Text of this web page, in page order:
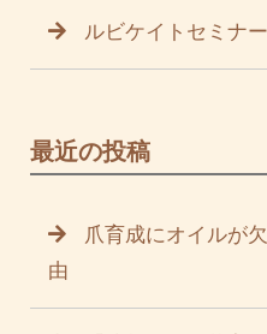
ルビケイトセミナー
最近の投稿
爪育成にオイルが
由